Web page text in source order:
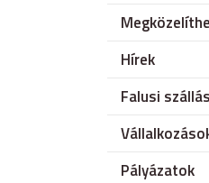
Hírek
Falusi
Pályázatok